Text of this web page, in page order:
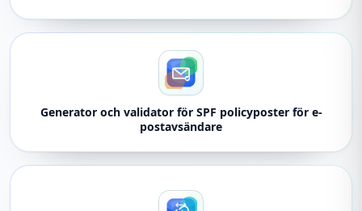
Generator och validator för SPF policyposter för e-
postavsändare